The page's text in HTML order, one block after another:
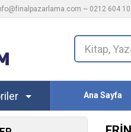
~ 0212 604
Ana Sayfa